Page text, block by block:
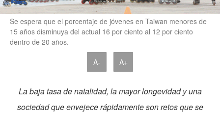
Se espera que el porcentaje de jóvenes en Taiwan menores de
15 años disminuya del actual 16 por ciento al 12 por ciento
dentro de 20 años.
A- A+
La baja tasa de natalidad, la mayor longevidad y una
sociedad que envejece rápidamente son retos que se